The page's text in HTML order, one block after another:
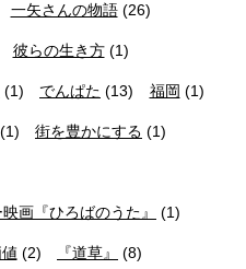
一矢さんの物語(26)
彼らの生き方(1)
(1) でんぱた (13) 福岡 (1)
街を豊かにする (1)
画『ひろばのうた』 (1)
(2) 『道草』 (8)